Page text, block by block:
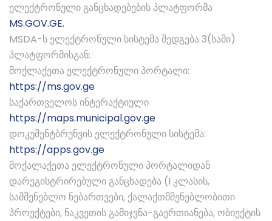
ელექტრონული განცხადებების პლატფორმა
MS.GOV.GE.
MSDA-ს ელექტრონული სისტემა შედგება 3(სამი)
პლატფორმისგან:
მოქლაქეთა ელექტრონული პორტალი:
https://ms.gov.ge
საქართველოს ინტერაქტიული
https://maps.municipal.gov.ge
დოკუმენტბრუნვის ელექტრონული სისტემა:
https://apps.gov.ge
მოქალაქეთა ელექტრონული პორტალიდან
დარეგისტრირებული განცხადება (I კლასის,
სამშენებლო ნებართვები, ქალაქთმშენებლობითი
პროექტები, ნაკვეთის გამიჯვნა-გაერთიანება, ობიექტის